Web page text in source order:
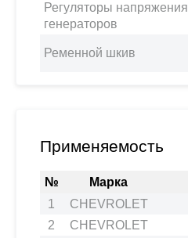
Регуляторы напряжения
генераторов
Ременной шкив
Применяемость
№ Марка
1
CHEVROLET
2
CHEVROLET